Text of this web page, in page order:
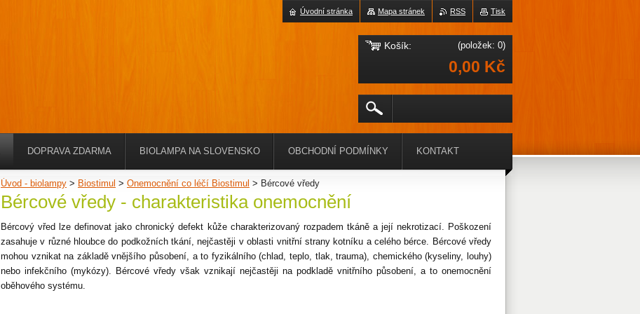
Úvod - biolampy > Biostimul > Onemocnění co léčí Biostimul > Bércové vředy
Bércové vředy - charakteristika onemocnění
Bércový vřed lze definovat jako chronický defekt kůže charakterizovaný rozpadem tkáně a její nekrotizací. Poškození
zasahuje v různé hloubce do podkožních tkání, nejčastěji v oblasti vnitřní strany kotníku a celého bérce. Bércové vředy
mohou vznikat na základě vnějšího působení, a to fyzikálního (chlad, teplo, tlak, trauma), chemického (kyseliny, louhy)
nebo infekčního (mykózy). Bércové vředy však vznikají nejčastěji na podkladě vnitřního působení, a to onemocnění
oběhového systému.
DOPRAVA ZDARMA BIOLAMPA NA SLOVENSKO OBCHODNÍ PODMÍNKY KONTAKT
Tisk
RSS
Mapa stránek
Úvodní stránka
Košík: (položek: 0)
0,00 Kč